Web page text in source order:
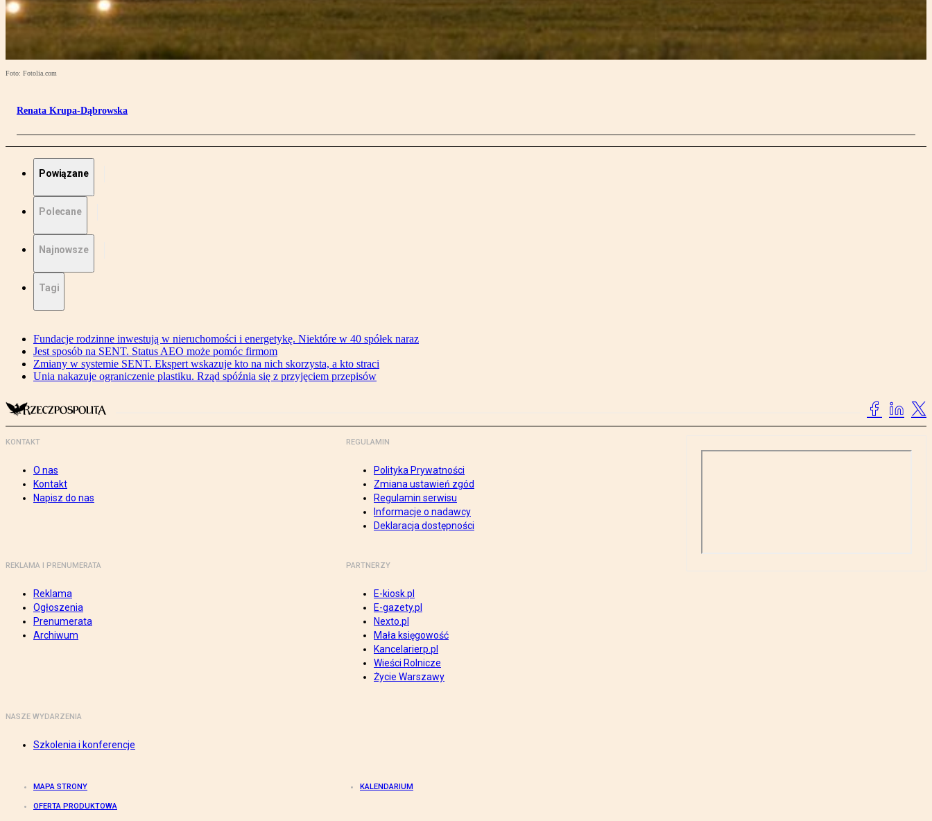
Foto: Fotolia.com
Renata Krupa-Dąbrowska
Powiązane
Polecane
Najnowsze
Tagi
Fundacje rodzinne inwestują w nieruchomości i energetykę. Niektóre w 40 spółek naraz
Jest sposób na SENT. Status AEO może pomóc firmom
Zmiany w systemie SENT. Ekspert wskazuje kto na nich skorzysta, a kto straci
Unia nakazuje ograniczenie plastiku. Rząd spóźnia się z przyjęciem przepisów
KONTAKT
O nas
Kontakt
Napisz do nas
REGULAMIN
Polityka Prywatności
Zmiana ustawień zgód
Regulamin serwisu
Informacje o nadawcy
Deklaracja dostępności
REKLAMA I PRENUMERATA
Reklama
Ogłoszenia
Prenumerata
Archiwum
PARTNERZY
E-kiosk.pl
E-gazety.pl
Nexto.pl
Mała księgowość
Kancelarierp.pl
Wieści Rolnicze
Życie Warszawy
NASZE WYDARZENIA
Szkolenia i konferencje
MAPA STRONY KALENDARIUM
OFERTA PRODUKTOWA